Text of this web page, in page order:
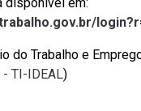
do Trabalho e
TI-IDEAL)